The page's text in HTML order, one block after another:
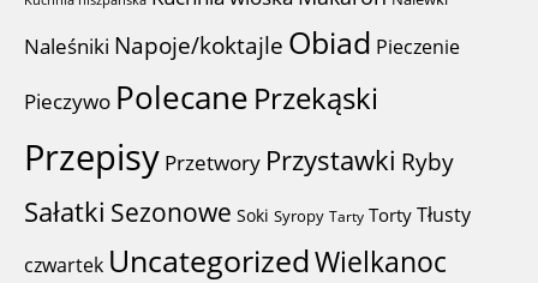
Naleśniki Napoje/koktajle Obiad Pieczenie
Pieczywo Polecane Przekąski
Przepisy Przetwory Przystawki Ryby
Sałatki Sezonowe Soki Syropy Tarty Torty Tłusty
czwartek UncategorizedWielkanoc